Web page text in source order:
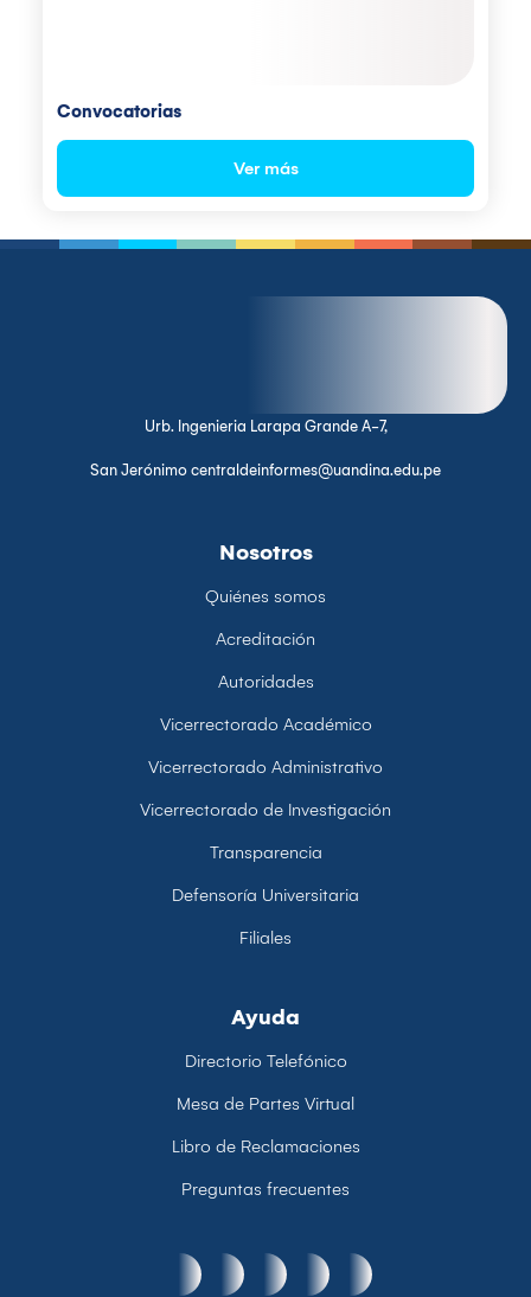
Convocatorias
Ver más
Urb. Ingenieria Larapa Grande A-7,
San Jerónimo centraldeinformes@uandina.edu.pe
Nosotros
Quiénes somos
Acreditación
Autoridades
Vicerrectorado Académico
Vicerrectorado Administrativo
Vicerrectorado de Investigación
Transparencia
Defensoría Universitaria
Filiales
Ayuda
Directorio Telefónico
Mesa de Partes Virtual
Libro de Reclamaciones
Preguntas frecuentes